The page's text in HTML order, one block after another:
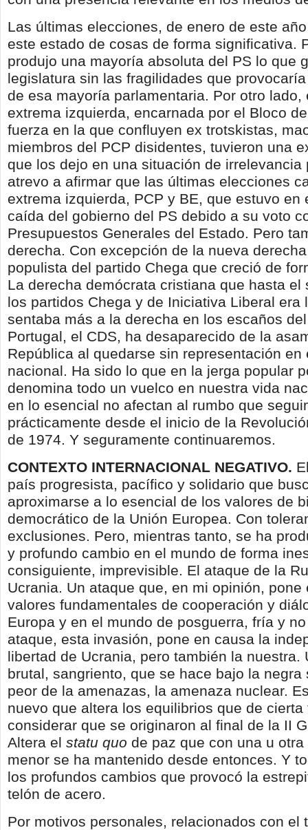
Las últimas elecciones, de enero de este
este estado de cosas de forma significativa.
produjo una mayoría absoluta del PS lo que
legislatura sin las fragilidades que
de esa mayoría parlamentaria. Por otro lado,
extrema izquierda, encarnada por el Bloco
fuerza en la que confluyen ex trotskistas,
miembros del PCP disidentes, tuvieron una
que los dejo en una situación de irrelevancia
atrevo a afirmar que las últimas elecciones
extrema izquierda, PCP y BE, que estuvo en
caída del gobierno del PS debido a su voto
Presupuestos Generales del Estado. Pero
derecha. Con excepción de la nueva
populista del partido Chega que creció de
La derecha demócrata cristiana que hasta el
los partidos Chega y de Iniciativa Liberal era
sentaba más a la derecha en los escaños
Portugal, el CDS, ha desaparecido de la
República al quedarse sin representación en
nacional. Ha sido lo que en la jerga popular
denomina todo un vuelco en nuestra vida
en lo esencial no afectan al rumbo que
prácticamente desde el inicio de la
de 1974. Y seguramente continuaremos.
CONTEXTO INTERNACIONAL NEGATIVO.
país progresista, pacífico y solidario que
aproximarse a lo esencial de los valores de
democrático de la Unión Europea. Con
exclusiones. Pero, mientras tanto, se ha
y profundo cambio en el mundo de forma
consiguiente, imprevisible. El ataque de la
Ucrania. Un ataque que, en mi opinión, pone
valores fundamentales de cooperación y
Europa y en el mundo de posguerra, fría y
ataque, esta invasión, pone en causa la
libertad de Ucrania, pero también la nuestra.
brutal, sangriento, que se hace bajo la negra
peor de la amenazas, la amenaza nuclear.
nuevo que altera los equilibrios que de
considerar que se originaron al final de la II
Altera el statu quo de paz que con una u
menor se ha mantenido desde entonces. Y
los profundos cambios que provocó la
telón de acero.
Por motivos personales, relacionados con el